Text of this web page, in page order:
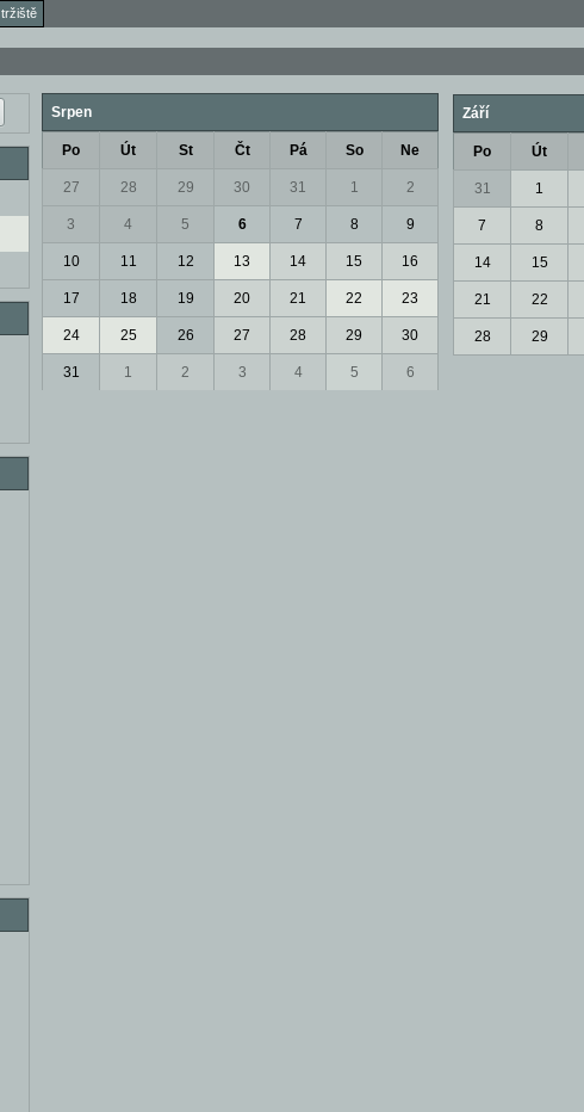
tržiště
Srpen
Po Út St Čt Pá So Ne
27 28 29 30 31 1 2
3 4 5 6 7 8 9
10 11 12 13 14 15 16
17 18 19 20 21 22 23
24 25 26 27 28 29 30
31 1 2 3 4 5 6
Září
Po Út
31 1
7 8
14 15
21 22
28 29